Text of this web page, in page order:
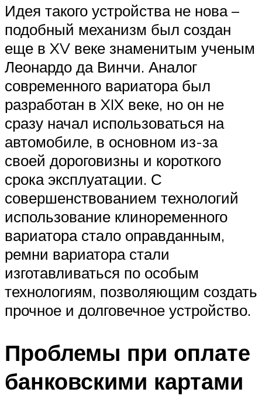
Идея такого устройства не нова –
подобный механизм был создан
еще в XV веке знаменитым ученым
Леонардо да Винчи. Аналог
современного вариатора был
разработан в XIX веке, но он не
сразу начал использоваться на
автомобиле, в основном из-за
своей дороговизны и короткого
срока эксплуатации. С
совершенствованием технологий
использование клиноременного
вариатора стало оправданным,
ремни вариатора стали
изготавливаться по особым
технологиям, позволяющим создать
прочное и долговечное устройство.
Проблемы при оплате
банковскими картами